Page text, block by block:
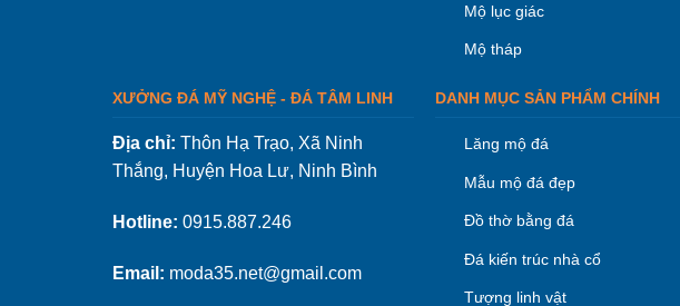
Mộ lục giác
Mộ tháp
XƯỞNG ĐÁ MỸ NGHỆ - ĐÁ TÂM LINH
Địa chỉ: Thôn Hạ Trạo, Xã Ninh
Thắng, Huyện Hoa Lư, Ninh Bình
Hotline: 0915.887.246
Email: moda35.net@gmail.com
DANH MỤC SẢN PHẨM CHÍNH
Lăng mộ đá
Mẫu mộ đá đẹp
Đồ thờ bằng đá
Đá kiến trúc nhà cổ
Tượng linh vật